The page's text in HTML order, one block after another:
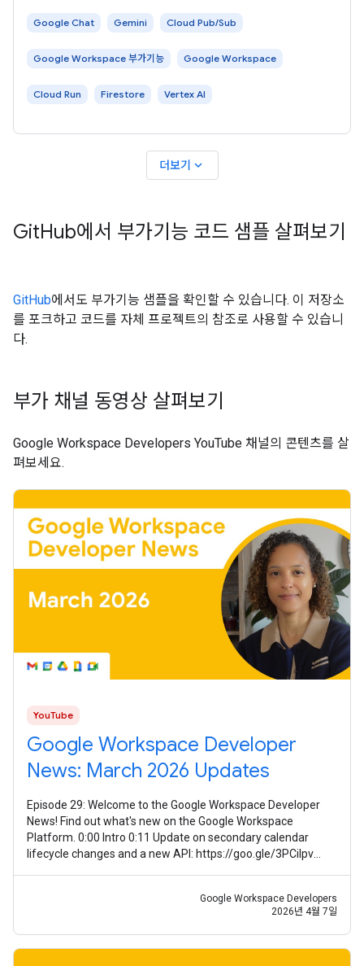
대답합니다. Chat 앱은 스페이스에서 전송된 모든 메시지를 데이터
Google Chat Gemini Cloud Pub/Sub
Google Workspace 부가기능 Google Workspace
Cloud Run Firestore Vertex AI
더보기 expand_more
GitHub에서 부가기능 코드 샘플 살펴보기
GitHub에서도 부가기능 샘플을 확인할 수 있습니다. 이 저장소
를 포크하고 코드를 자체 프로젝트의 참조로 사용할 수 있습니
다.
부가 채널 동영상 살펴보기
Google Workspace Developers YouTube 채널의 콘텐츠를 살
펴보세요.
YouTube
Google Workspace Developer
News: March 2026 Updates
Episode 29: Welcome to the Google Workspace Developer
News! Find out what's new on the Google Workspace
Platform. 0:00 Intro 0:11 Update on secondary calendar
lifecycle changes and a new API: https://goo.gle/3PCilpv
Google Workspace Developers
2026년 4월 7일